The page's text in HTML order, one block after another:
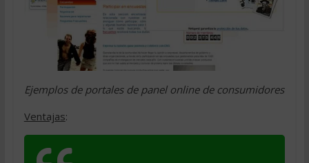
Ejemplos de portales de panel online de consumidores
Ventajas: